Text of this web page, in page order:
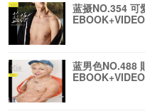
蓝摄NO.354 可
EBOOK+VIDEO
蓝男色NO.488
EBOOK+VIDEO